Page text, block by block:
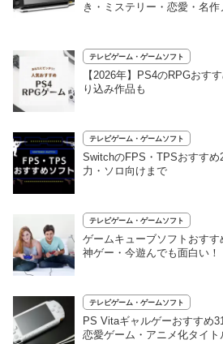
き・ミステリー・恋愛・名作
テレビゲーム・ゲームソフト
【2026年】PS4のRPGおす
り込み作品も
テレビゲーム・ゲームソフト
SwitchのFPS・TPSおすす
力・ソロ向けまで
テレビゲーム・ゲームソフト
ゲームキューブソフトおすす
神ゲー・今遊んでも面白い！
テレビゲーム・ゲームソフト
PS Vitaギャルゲーおすすめ
恋愛ゲーム・アニメ化タイト